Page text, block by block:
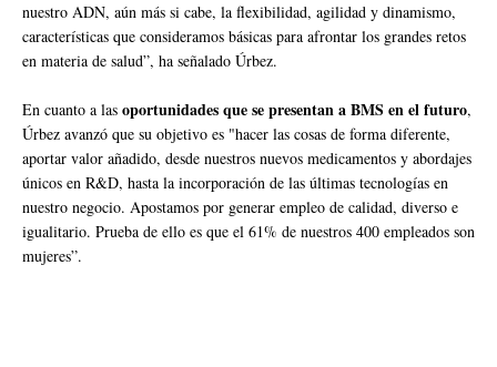
nuestro ADN, aún más si cabe, la flexibilidad, agilidad y dinamismo,
características que consideramos básicas para afrontar los grandes retos
en materia de salud”, ha señalado Úrbez.
En cuanto a las oportunidades que se presentan a BMS en el futuro,
Úrbez avanzó que su objetivo es "hacer las cosas de forma diferente,
aportar valor añadido, desde nuestros nuevos medicamentos y abordajes
únicos en R&D, hasta la incorporación de las últimas tecnologías en
nuestro negocio. Apostamos por generar empleo de calidad, diverso e
igualitario. Prueba de ello es que el 61% de nuestros 400 empleados son
mujeres”.